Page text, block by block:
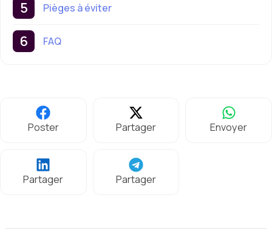
Pièges à éviter
FAQ
Poster Partager Envoyer
Partager Partager